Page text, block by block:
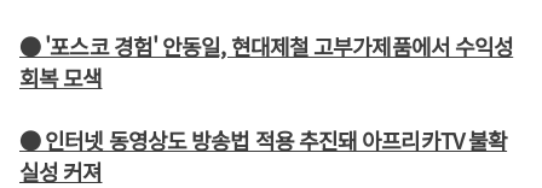
● '포스코 경험' 안동일, 현대제철 고부가제품에서 수익성
회복 모색
● 인터넷 동영상도 방송법 적용 추진돼 아프리카TV 불확
실성 커져